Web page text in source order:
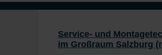
Service- und
im Großraum Salzburg